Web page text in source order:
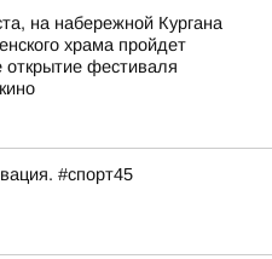
на набережной Кургана
храма пройдет
открытие фестиваля
#спорт45